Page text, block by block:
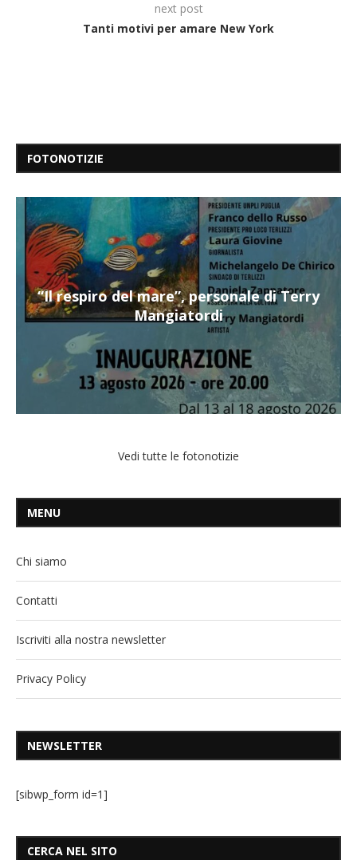
next post
Tanti motivi per amare New York
FOTONOTIZIE
“Il respiro del mare”, personale di Terry
Mangiatordi
Vedi tutte le fotonotizie
MENU
Chi siamo
Contatti
Iscriviti alla nostra newsletter
Privacy Policy
NEWSLETTER
[sibwp_form id=1]
CERCA NEL SITO